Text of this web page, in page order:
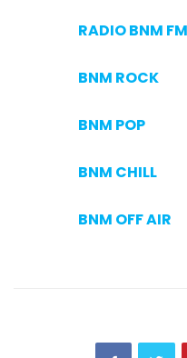
RADIO BNM
BNM ROCK
BNM POP
BNM CHILL
BNM OFF AIR